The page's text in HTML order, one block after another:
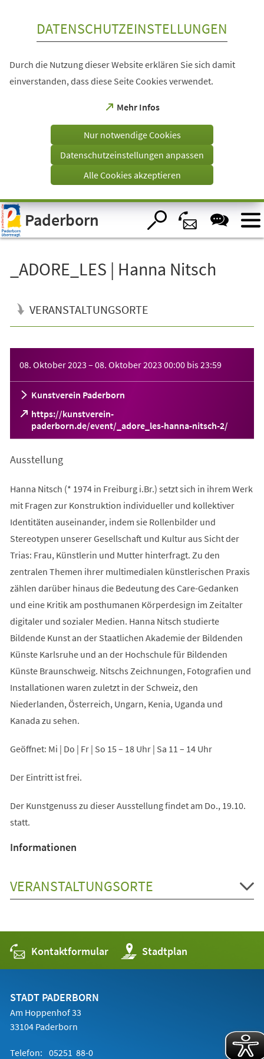
Visuelle
Assistenzsoftware
öffnen.
DATENSCHUTZEINSTELLUNGEN
Durch die Nutzung dieser Website erklären Sie sich damit
einverstanden, dass diese Seite Cookies verwendet.
Mehr Infos
(Öffnet
einem
Tab)
Nur notwendige Cookies
Datenschutzeinstellungen anpassen
Alle Cookies akzeptieren
Paderborn
_ADORE_LES | Hanna Nitsch
VERANSTALTUNGSORTE
08. Oktober 2023 – 08. Oktober 2023 00:00 bis23:59
Kunstverein Paderborn
https://kunstverein-
paderborn.de/event/_adore_les-hanna-nitsch-2/
(Öffnet
in
neuen
Ausstellung
Hanna Nitsch (* 1974 in Freiburg i.Br.) setzt sich in ihrem Werk
mit Fragen zur Konstruktion individueller und kollektiver
Identitäten auseinander, indem sie Rollenbilder und
Stereotypen unserer Gesellschaft und Kultur aus Sicht der
Trias: Frau, Künstlerin und Mutter hinterfragt. Zu den
zentralen Themen ihrer multimedialen künstlerischen Praxis
zählen darüber hinaus die Bedeutung des Care-Gedanken
und eine Kritik am posthumanen Körperdesign im Zeitalter
digitaler und sozialer Medien. Hanna Nitsch studierte
Bildende Kunst an der Staatlichen Akademie der Bildenden
Künste Karlsruhe und an der Hochschule für Bildenden
Künste Braunschweig. Nitschs Zeichnungen, Fotografien und
Installationen waren zuletzt in der Schweiz, den
Niederlanden, Österreich, Ungarn, Kenia, Uganda und
Kanada zu sehen.
Geöffnet: Mi | Do | Fr | So 15 – 18 Uhr | Sa 11 – 14 Uhr
Der Eintritt ist frei.
Der Kunstgenuss zu dieser Ausstellung findet am Do., 19.10.
statt.
Informationen
VERANSTALTUNGSORTE
Kontaktformular Stadtplan
(Öffnet
in
einem
STADT PADERBORN
Am Hoppenhof 33
33104 Paderborn
Telefon: 05251 88-0